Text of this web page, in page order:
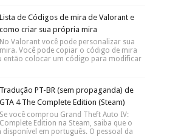
Lista de Códigos de mira de Valorant e
como criar sua própria mira
No Valorant você pode personalizar sua
mira. Você pode copiar o código de mira
então colocar um código para modificar
Tradução PT-BR (sem propaganda) de
GTA 4 The Complete Edition (Steam)
Se você comprou Grand Theft Auto IV:
Complete Edition na Steam, saiba que o
disponível em português. O pessoal da